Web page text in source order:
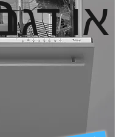
או